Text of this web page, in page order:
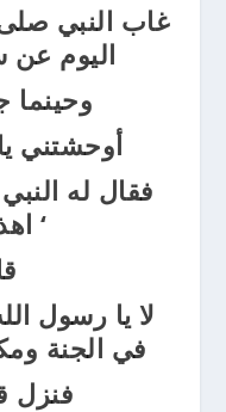
غاب النبي
اليوم عن
وحينما
أوحشتني
فقال له
‘
لا يا رسول
في الجنة
فنزل